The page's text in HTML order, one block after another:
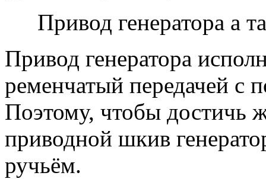
Привод генератора а
Привод генератора
ременчатый передачей с
Поэтому, чтобы достичь
приводной шкив
ручьём.